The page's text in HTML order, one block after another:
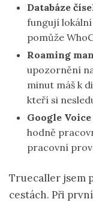
Databáze
fungují
pomůže
Roaming
upozornění
minut máš k
kteří si
Google
hodně
pracovní
Truecaller jsem
cestách. Při